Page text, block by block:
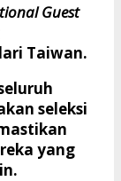
Guest
Taiwan.
seleksi
yang